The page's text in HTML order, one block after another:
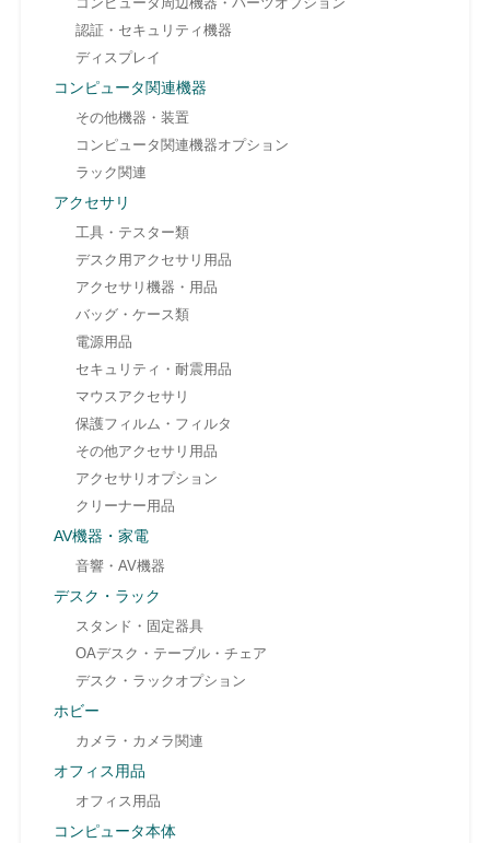
認証・セキュリティ機器
ディスプレイ
コンピュータ関連機器
その他機器・装置
コンピュータ関連機器オプション
ラック関連
アクセサリ
工具・テスター類
デスク用アクセサリ用品
アクセサリ機器・用品
バッグ・ケース類
電源用品
セキュリティ・耐震用品
マウスアクセサリ
保護フィルム・フィルタ
その他アクセサリ用品
アクセサリオプション
クリーナー用品
AV機器・家電
音響・AV機器
デスク・ラック
スタンド・固定器具
OAデスク・テーブル・チェア
デスク・ラックオプション
ホビー
カメラ・カメラ関連
オフィス用品
オフィス用品
コンピュータ本体